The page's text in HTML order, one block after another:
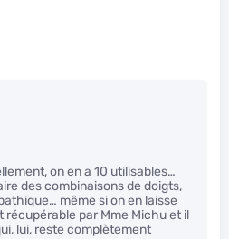
on en a 10 utilisables…
des combinaisons de doigts,
même si on en laisse
récupérable par Mme Michu et il
lui, reste complètement